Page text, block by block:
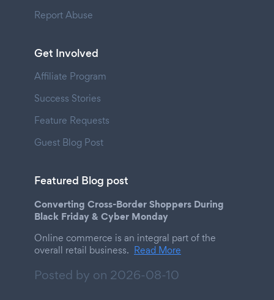
Report Abuse
Get Involved
Affiliate Program
Success Stories
Feature Requests
Guest Blog Post
Featured Blog post
Converting Cross-Border Shoppers During
Black Friday & Cyber Monday
Online commerce is an integral part of the
overall retail business. Read More
Posted by on 2026-08-10